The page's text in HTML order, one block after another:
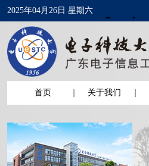
2025年04月26日 星期六
首页 关于我们